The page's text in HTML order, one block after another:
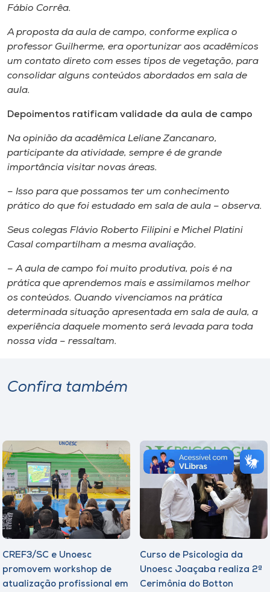
Fábio Corrêa.
A proposta da aula de campo, conforme explica o
professor Guilherme, era oportunizar aos acadêmicos
um contato direto com esses tipos de vegetação, para
consolidar alguns conteúdos abordados em sala de
aula.
Depoimentos ratificam validade da aula de campo
Na opinião da acadêmica Leliane Zancanaro,
participante da atividade, sempre é de grande
importância visitar novas áreas.
– Isso para que possamos ter um conhecimento
prático do que foi estudado em sala de aula – observa.
Seus colegas Flávio Roberto Filipini e Michel Platini
Casal compartilham a mesma avaliação.
– A aula de campo foi muito produtiva, pois é na
prática que aprendemos mais e assimilamos melhor
os conteúdos. Quando vivenciamos na prática
determinada situação apresentada em sala de aula, a
experiência daquele momento será levada para toda
nossa vida – ressaltam.
Confira também
CREF3/SC e Unoesc
promovem workshop de
atualização profissional em
Curso de Psicologia da
Unoesc Joaçaba realiza 2ª
Cerimônia do Botton